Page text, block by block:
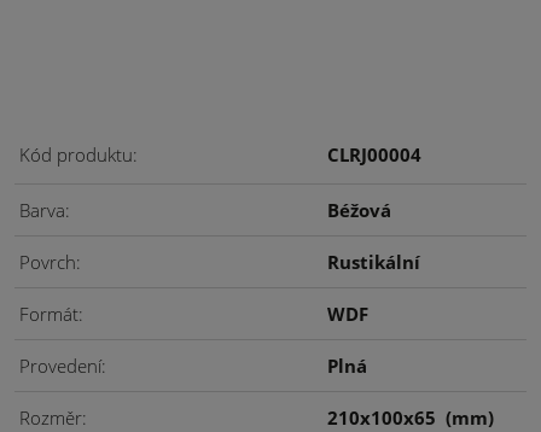
Kód produktu CLRJ00004
Barva Béžová
Povrch Rustikální
Formát WDF
Provedení Plná
Rozměr 210x100x65 (mm)